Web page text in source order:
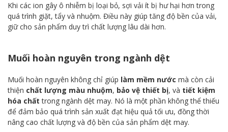
Khi các ion gây ô nhiễm bị loại bỏ, sợi vải ít bị hư hại hơn trong
quá trình giặt, tẩy và nhuộm. Điều này giúp tăng độ bền của vải,
giữ cho sản phẩm duy trì chất lượng lâu dài hơn.
Muối hoàn nguyên trong ngành dệt
Muối hoàn nguyên không chỉ giúp làm mềm nước mà còn cải
thiện chất lượng màu nhuộm, bảo vệ thiết bị, và tiết kiệm
hóa chất trong ngành dệt may. Nó là một phần không thể thiếu
để đảm bảo quá trình sản xuất đạt hiệu quả tối ưu, đồng thời
nâng cao chất lượng và độ bền của sản phẩm dệt may.